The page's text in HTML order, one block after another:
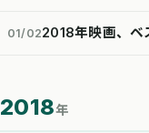
01/022018年映画、ベ
2018年